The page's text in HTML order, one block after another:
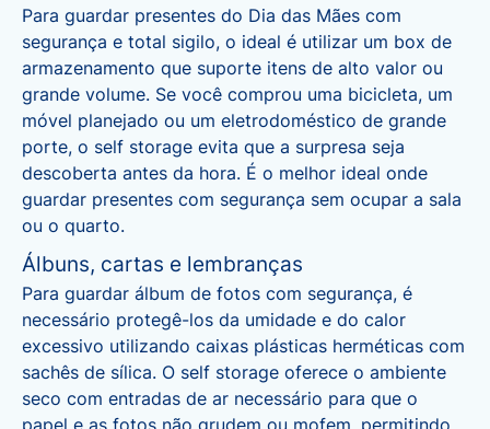
Para guardar presentes do Dia das Mães com
segurança e total sigilo, o ideal é utilizar um box de
armazenamento que suporte itens de alto valor ou
grande volume. Se você comprou uma bicicleta, um
móvel planejado ou um eletrodoméstico de grande
porte, o self storage evita que a surpresa seja
descoberta antes da hora. É o melhor ideal onde
guardar presentes com segurança sem ocupar a sala
ou o quarto.
Álbuns, cartas e lembranças
Para guardar álbum de fotos com segurança, é
necessário protegê-los da umidade e do calor
excessivo utilizando caixas plásticas herméticas com
sachês de sílica. O self storage oferece o ambiente
seco com entradas de ar necessário para que o
papel e as fotos não grudem ou mofem, permitindo